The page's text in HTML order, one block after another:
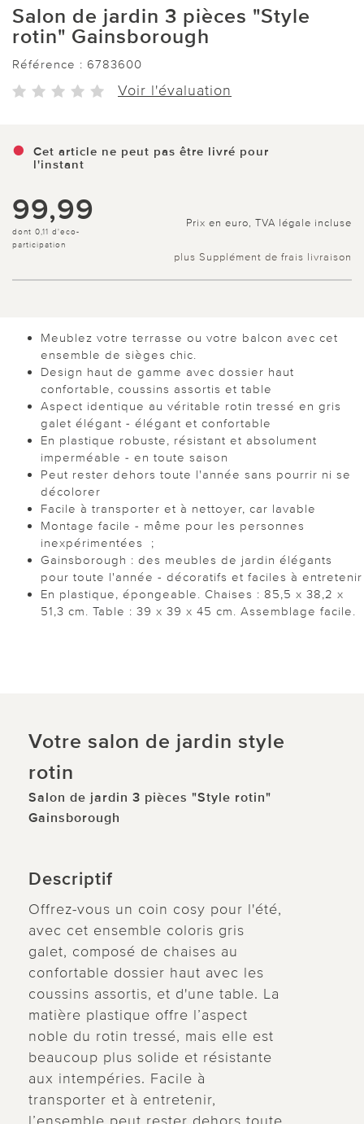
Salon de jardin 3 pièces "Style
rotin" Gainsborough
Référence : 6783600
Voir l'évaluation
Cet article ne peut pas être livré pour
l'instant
99,99
dont 0,11 d'eco-
participation
Prix en euro, TVA légale incluse
plus Supplément de frais livraison
Meublez votre terrasse ou votre balcon avec cet
ensemble de sièges chic.
Design haut de gamme avec dossier haut
confortable, coussins assortis et table
Aspect identique au véritable rotin tressé en gris
galet élégant - élégant et confortable
En plastique robuste, résistant et absolument
imperméable - en toute saison
Peut rester dehors toute l'année sans pourrir ni se
décolorer
Facile à transporter et à nettoyer, car lavable
Montage facile - même pour les personnes
inexpérimentées ;
Gainsborough : des meubles de jardin élégants
pour toute l'année - décoratifs et faciles à entretenir
En plastique, épongeable. Chaises : 85,5 x 38,2 x
51,3 cm. Table : 39 x 39 x 45 cm. Assemblage facile.
Votre salon de jardin style
rotin
Salon de jardin 3 pièces "Style rotin"
Gainsborough
Descriptif
Offrez-vous un coin cosy pour l'été,
avec cet ensemble coloris gris
galet, composé de chaises au
confortable dossier haut avec les
coussins assortis, et d'une table. La
matière plastique offre l’aspect
noble du rotin tressé, mais elle est
beaucoup plus solide et résistante
aux intempéries. Facile à
transporter et à entretenir,